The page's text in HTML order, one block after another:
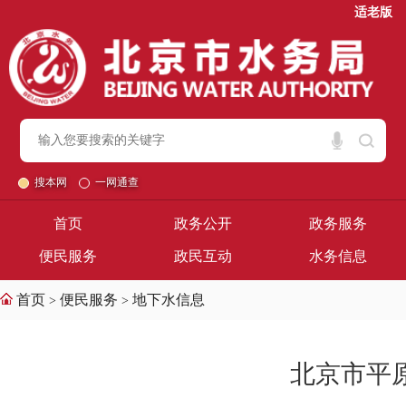
适老版
搜本网 一网通查
首页 政务公开 政务服务
便民服务 政民互动 水务信息
首页 > 便民服务 > 地下水信息
北京市平